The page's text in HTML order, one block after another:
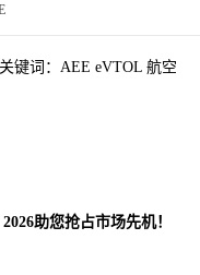
键词：AEE eVTOL 航空
助您抢占市场先机！